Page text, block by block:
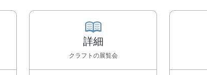
詳細
クラフト の展覧会